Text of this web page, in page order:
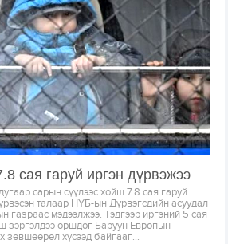
сая гаруй иргэн дүрвэжээ
сарын сүүлээс хойш 7.8 сая гаруй
талаар НҮБ-ын Дүрвэгсдийн асуудал
газраас мэдээлжээ. Тэдгээр иргэний 5 сая
зэргэлдээ оршдог Баруун Европын
зөвшөөрөл хүсээд байгааг...